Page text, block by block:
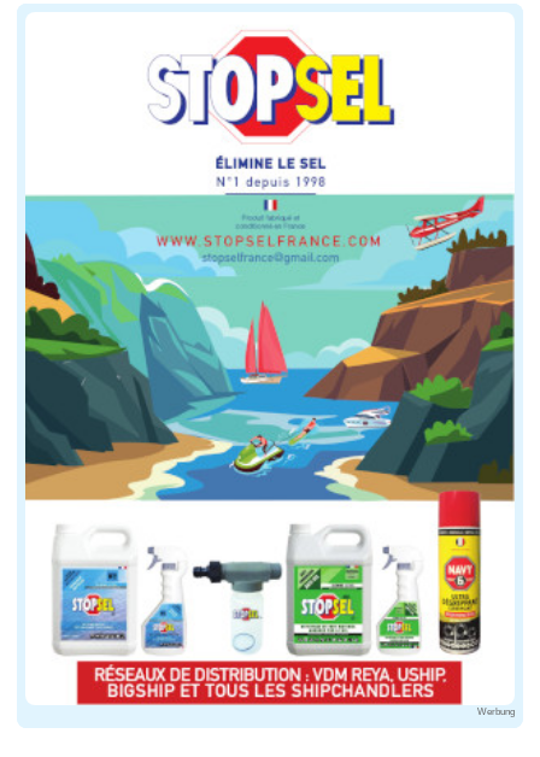
Werbung